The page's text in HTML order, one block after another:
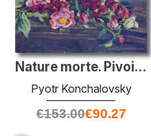
Nature morte. Pivoines sur la table.
Pyotr Konchalovsky
€153.00€90.27